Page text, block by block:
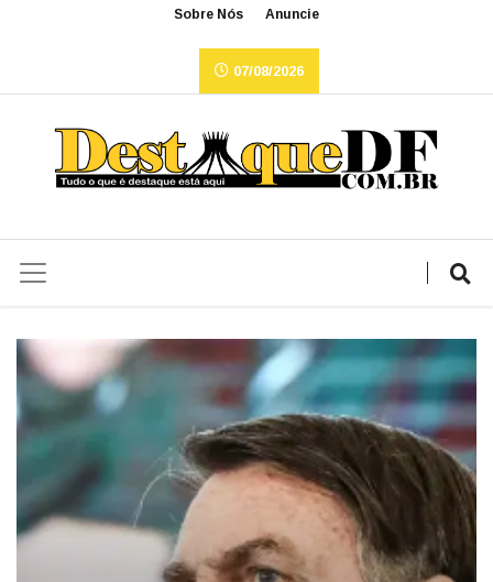
Sobre Nós Anuncie
07/08/2026